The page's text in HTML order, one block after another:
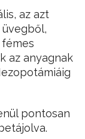
az azt
az anyagnak
pontosan